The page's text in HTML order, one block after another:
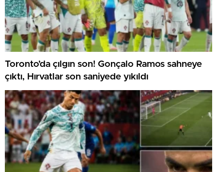
Toronto’da çılgın son! Gonçalo Ramos sahneye
çıktı, Hırvatlar son saniyede yıkıldı